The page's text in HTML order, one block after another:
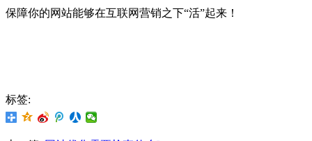
保障你的网站能够在互联网营销之下“活”起来！
标签: